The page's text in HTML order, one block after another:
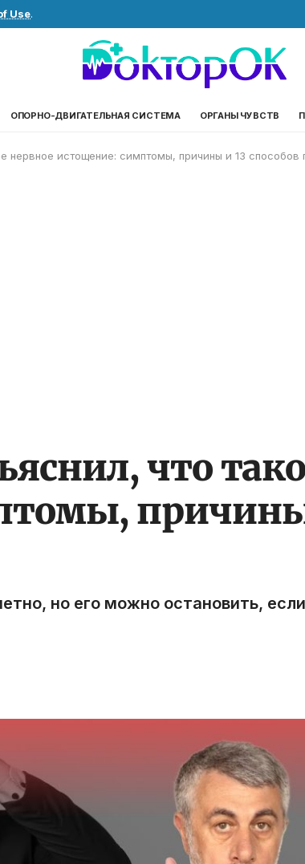
Use.
ОПОРНО-ДВИГАТЕЛЬНАЯ СИСТЕМА ОРГАНЫ ЧУВСТВ
нервное истощение: симптомы, причины и 13 способов
что
причины
но его можно остановить,